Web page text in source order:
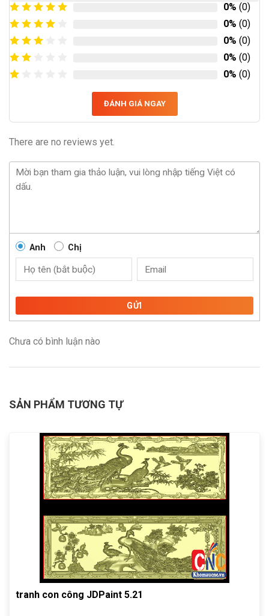
0% (0)
0% (0)
0% (0)
0% (0)
0% (0)
ĐÁNH GIÁ NGAY
There are no reviews yet.
Anh Chị
GỬI
Chưa có bình luận nào
SẢN PHẨM TƯƠNG TỰ
tranh con công JDPaint 5.21